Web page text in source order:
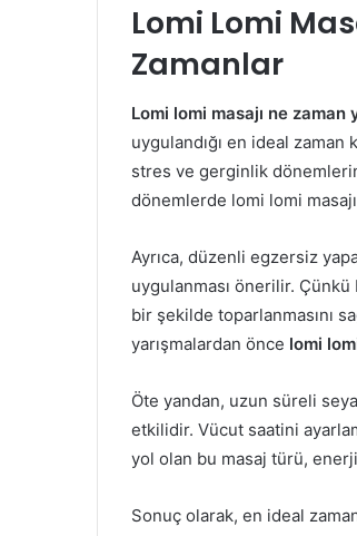
Lomi Lomi
Zamanlar
Lomi lomi masajı ne zaman
uygulandığı en ideal zaman
stres ve gerginlik
dönemlerde lomi lomi
Ayrıca, düzenli egzersiz
uygulanması önerilir. Çünkü
bir şekilde toparlanmasını
yarışmalardan önce lomi
Öte yandan, uzun süreli
etkilidir. Vücut saatini
yol olan bu masaj türü,
Sonuç olarak, en ideal